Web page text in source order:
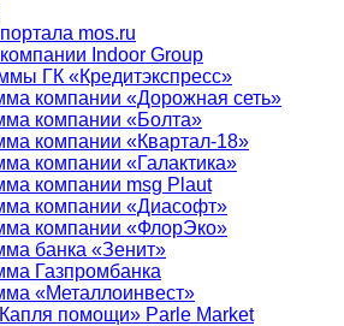
mos.ru
Indoor Group
ГК «Кредитэкспресс»
компании «Дорожная сеть»
компании «Болта»
компании «Квартал-18»
компании «Галактика»
компании msg Plaut
компании «Диасофт»
компании «ФлорЭко»
банка «Зенит»
Газпромбанка
«Металлоинвест»
помощи» Parle Market